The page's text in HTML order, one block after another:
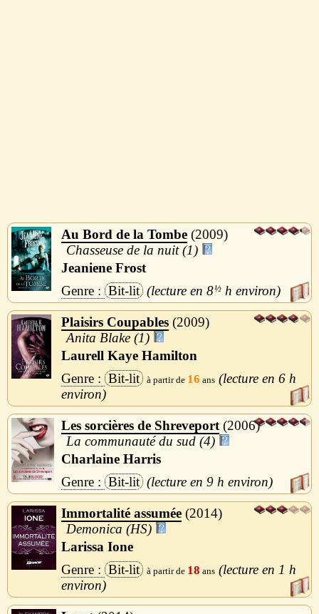
Au Bord de la Tombe 2009
Chasseuse de la nuit (1)
Jeaniene Frost
Bit-lit
8½ h
Plaisirs Coupables 2009
Anita Blake (1)
Laurell Kaye Hamilton
Bit-lit
16 6 h
Les sorcières de Shreveport 2006
La communauté du sud (4)
Charlaine Harris
Bit-lit
9 h
Immortalité assumée 2014
Demonica (HS)
Larissa Ione
Bit-lit
18 1 h